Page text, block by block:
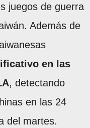
juegos de guerra
Además de
en las
, detectando
en las 24
del martes.